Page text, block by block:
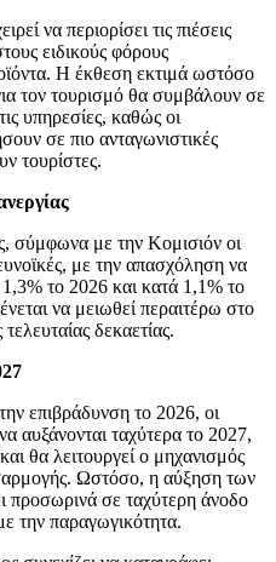
να περιορίσει τις πιέσεις
ειδικούς φόρους
Η έκθεση εκτιμά ωστόσο
τον τουρισμό θα συμβάλουν σε
υπηρεσίες, καθώς οι
σε πιο ανταγωνιστικές
τουρίστες.
σύμφωνα με την Κομισιόν οι
με την απασχόληση να
1,3% το 2026 και κατά 1,1% το
να μειωθεί περαιτέρω στο
δεκαετίας.
επιβράδυνση το 2026, οι
αυξάνονται ταχύτερα το 2027,
θα λειτουργεί ο μηχανισμός
Ωστόσο, η αύξηση των
προσωρινά σε ταχύτερη άνοδο
την παραγωγικότητα.